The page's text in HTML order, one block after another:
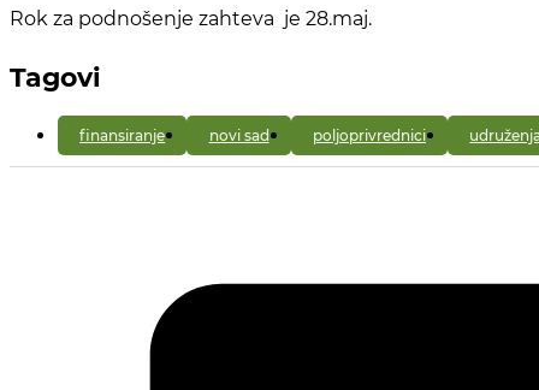
Rok za podnošenje zahteva je 28.maj.
Tagovi
finansiranje novi sad poljoprivrednici